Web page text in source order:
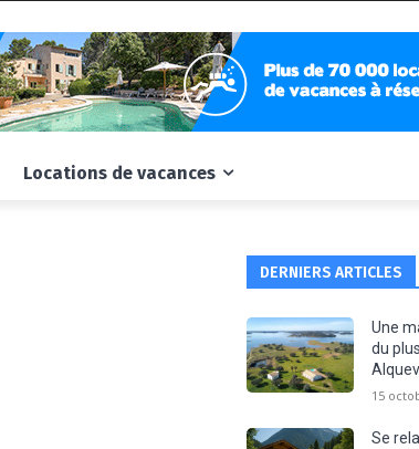
Locations de vacances
DERNIERS ARTICLES
Une
du
15
Se